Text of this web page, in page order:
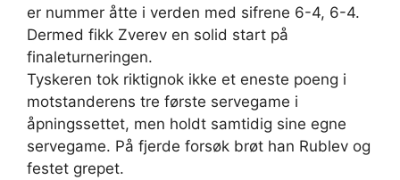
er nummer åtte i verden med sifrene 6-4, 6-4.
Dermed fikk Zverev en solid start på
finaleturneringen.
Tyskeren tok riktignok ikke et eneste poeng i
motstanderens tre første servegame i
åpningssettet, men holdt samtidig sine egne
servegame. På fjerde forsøk brøt han Rublev og
festet grepet.